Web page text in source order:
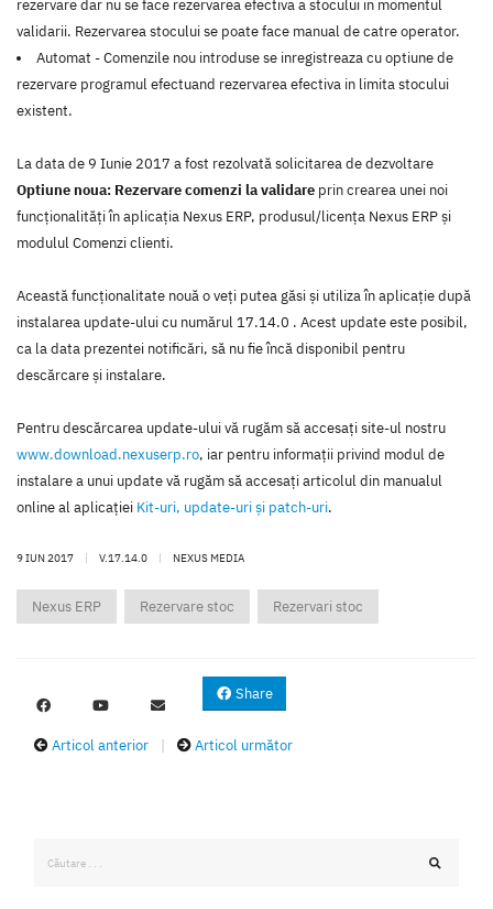
rezervare dar nu se face rezervarea efectiva a stocului in momentul
validarii. Rezervarea stocului se poate face manual de catre operator.
Automat - Comenzile nou introduse se inregistreaza cu optiune de
rezervare programul efectuand rezervarea efectiva in limita stocului
existent.
La data de 9 Iunie 2017 a fost rezolvată solicitarea de dezvoltare
Optiune noua: Rezervare comenzi la validare prin crearea unei noi
funcţionalităţi în aplicaţia Nexus ERP, produsul/licenţa Nexus ERP şi
modulul Comenzi clienti.
Această funcţionalitate nouă o veţi putea găsi şi utiliza în aplicaţie după
instalarea update-ului cu numărul 17.14.0 . Acest update este posibil,
ca la data prezentei notificări, să nu fie încă disponibil pentru
descărcare şi instalare.
Pentru descărcarea update-ului vă rugăm să accesaţi site-ul nostru
www.download.nexuserp.ro, iar pentru informaţii privind modul de
instalare a unui update vă rugăm să accesaţi articolul din manualul
online al aplicaţiei Kit-uri, update-uri şi patch-uri.
9 IUN 2017 | V.17.14.0 | NEXUS MEDIA
Nexus ERP Rezervare stoc Rezervari stoc
Share
Articol anterior Articol următor